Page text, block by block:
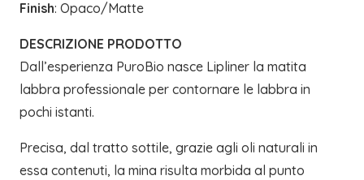
Finish: Opaco/Matte
DESCRIZIONE PRODOTTO
Dall’esperienza PuroBio nasce Lipliner la matita
labbra professionale per contornare le labbra in
pochi istanti.
Precisa, dal tratto sottile, grazie agli oli naturali in
essa contenuti, la mina risulta morbida al punto